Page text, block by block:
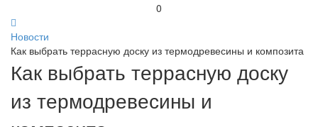
0
Новости
Как выбрать террасную доску из термодревесины и композита
Как выбрать террасную доску
из термодревесины и